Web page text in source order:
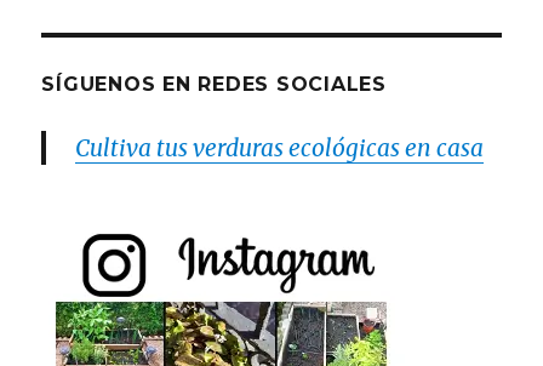
SÍGUENOS EN REDES SOCIALES
Cultiva tus verduras ecológicas en casa